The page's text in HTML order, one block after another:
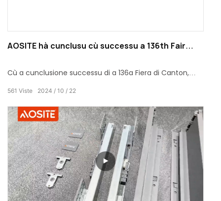
AOSITE hà cunclusu cù successu a 136th Fair
Cù a cunclusione successu di a 136a Fiera di Canton,
ecunomicu è cummerciale famosu in u mondu, avemu
vistu a prosperità è l'innuvazione di l'affari inseme.
2024 10 22
561 Viste